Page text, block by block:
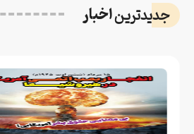
جدیدتریناخبار